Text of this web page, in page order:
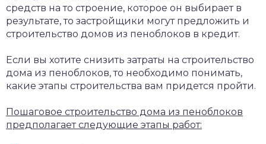
средств на то строение, которое он выбирает в
результате, то застройщики могут предложить и
строительство домов из пеноблоков в кредит.
Если вы хотите снизить затраты на строительство
дома из пеноблоков, то необходимо понимать,
какие этапы строительства вам придется пройти.
Пошаговое строительство дома из пеноблоков
предполагает следующие этапы работ: